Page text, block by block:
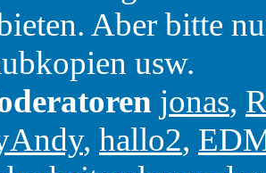
Aber bitte
usw.
jonas,
, hallo2,